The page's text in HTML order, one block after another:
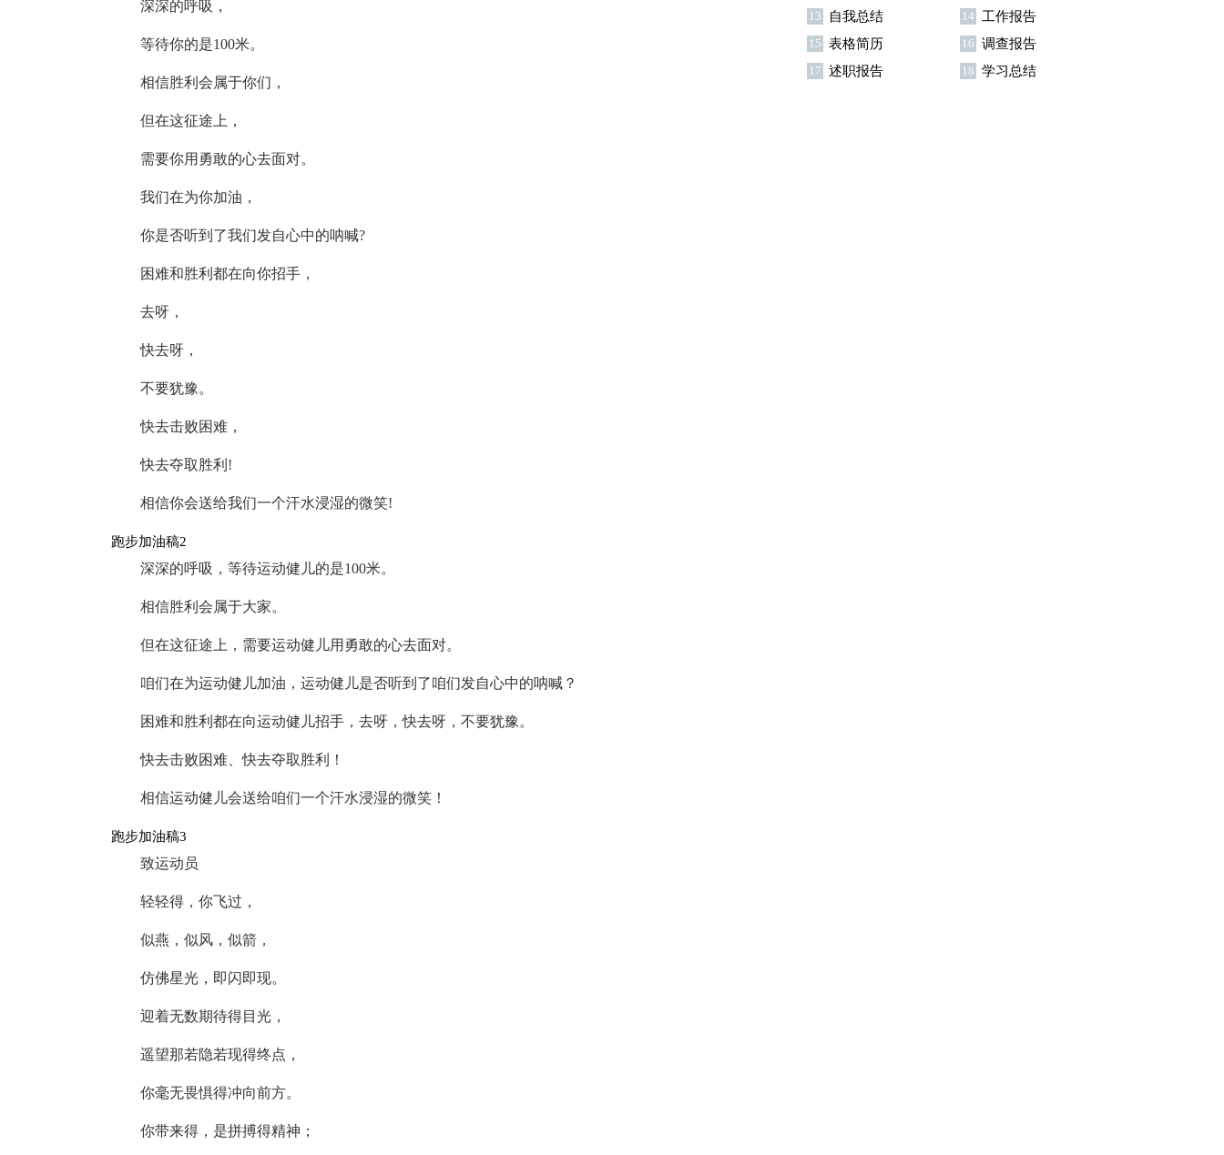
深深的呼吸，
等待你的是100米。
相信胜利会属于你们，
但在这征途上，
需要你用勇敢的心去面对。
我们在为你加油，
你是否听到了我们发自心中的呐喊?
困难和胜利都在向你招手，
去呀，
快去呀，
不要犹豫。
快去击败困难，
快去夺取胜利!
相信你会送给我们一个汗水浸湿的微笑!
跑步加油稿2
深深的呼吸，等待运动健儿的是100米。
相信胜利会属于大家。
但在这征途上，需要运动健儿用勇敢的心去面对。
咱们在为运动健儿加油，运动健儿是否听到了咱们发自心中的呐喊？
困难和胜利都在向运动健儿招手，去呀，快去呀，不要犹豫。
快去击败困难、快去夺取胜利！
相信运动健儿会送给咱们一个汗水浸湿的微笑！
跑步加油稿3
致运动员
轻轻得，你飞过，
似燕，似风，似箭，
仿佛星光，即闪即现。
迎着无数期待得目光，
遥望那若隐若现得终点，
你毫无畏惧得冲向前方。
你带来得，是拼搏得精神；
合7篇
编九篇
13 自我总结 14 工作报告
15 表格简历 16 调查报告
17 述职报告 18 学习总结